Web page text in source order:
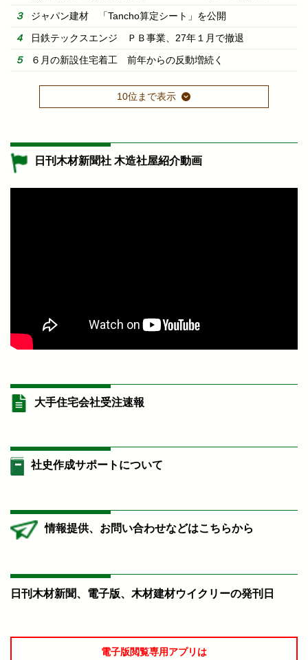
ジャパン建材 「Tancho算定シート」を公開
日鉄テックスエンジ ＰＢ事業、27年１月で撤退
６月の新設住宅着工 前年からの反動増続く
10位まで表示
日刊木材新聞社 木造社屋紹介動画
大手住宅会社受注速報
社史作成サポートについて
情報提供、お問い合わせなどはこちらから
日刊木材新聞、電子版、木材建材ウイクリーの発刊日
電子版閲覧専用アプリは